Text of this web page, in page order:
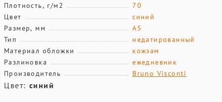
Плотность, г/м2
70
Цвет
синий
Размер, мм
А5
Тип
недатированный
Материал обложки
кожзам
Разлиновка
ежедневник
Производитель
Bruno Visconti
Цвет: синий